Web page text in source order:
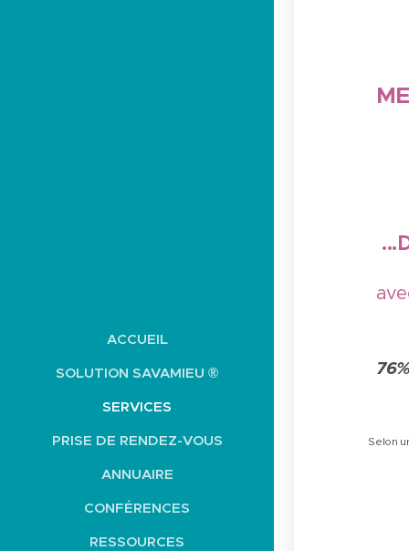
ACCUEIL
SOLUTION SAVAMIEU ®
SERVICES
PRISE DE RENDEZ-VOUS
ANNUAIRE
CONFÉRENCES
RESSOURCES
Selon